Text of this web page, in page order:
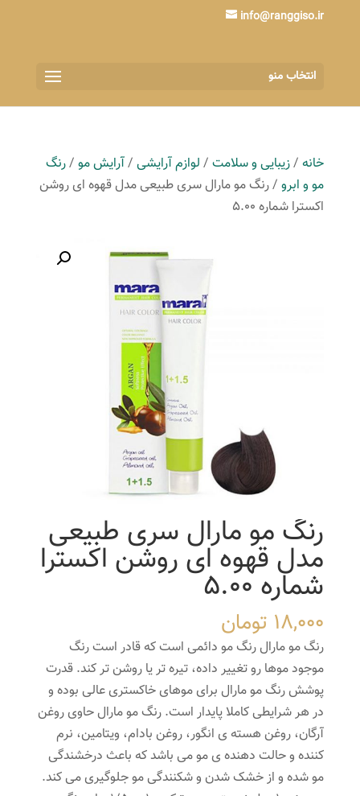
info@ranggiso.ir
انتخاب منو
خانه/زیبایی و سلامت/ لوازم آرایشی/آرایش مو/رنگ
مو و ابرو/ رنگ مو مارال سری طبیعی مدل قهوه ای روشن
اکسترا شماره 5.00
رنگ مو مارال سری طبیعی
مدل قهوه ای روشن اکسترا
شماره 5.00
18,000 تومان
رنگ مو مارال رنگ مو دائمی است که قادر است رنگ
موجود موها رو تغییر داده، تیره تر یا روشن تر کند. قدرت
پوشش رنگ مو مارال برای موهای خاکستری عالی بوده و
در هر شرایطی کاملا پایدار است. رنگ مو مارال حاوی روغن
آرگان، روغن هسته ی انگور، روغن بادام، ویتامین، نرم
کننده و حالت دهنده ی مو می باشد که باعث درخشندگی
مو شده و از خشک شدن و شکنندگی مو جلوگیری می کند.